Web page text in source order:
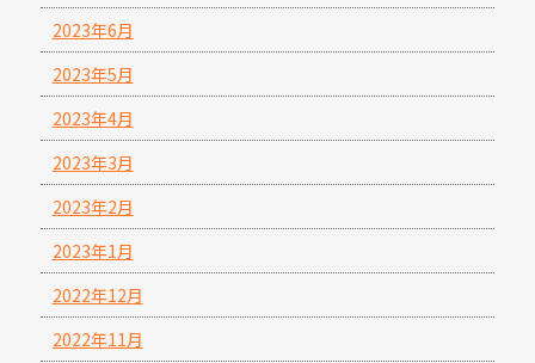
2023年6月
2023年5月
2023年4月
2023年3月
2023年2月
2023年1月
2022年12月
2022年11月